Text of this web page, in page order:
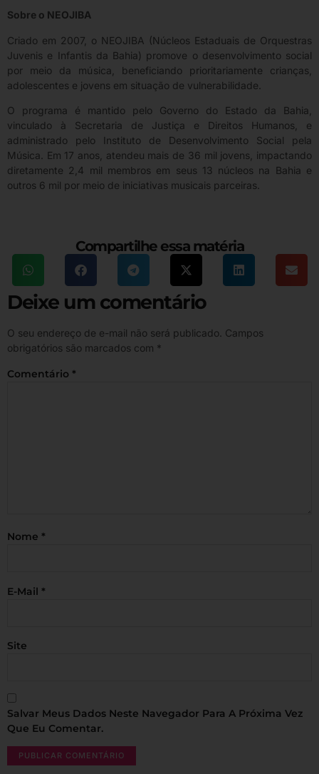
Sobre o NEOJIBA
Criado em 2007, o NEOJIBA (Núcleos Estaduais de Orquestras
Juvenis e Infantis da Bahia) promove o desenvolvimento social
por meio da música, beneficiando prioritariamente crianças,
adolescentes e jovens em situação de vulnerabilidade.
O programa é mantido pelo Governo do Estado da Bahia,
vinculado à Secretaria de Justiça e Direitos Humanos, e
administrado pelo Instituto de Desenvolvimento Social pela
Música. Em 17 anos, atendeu mais de 36 mil jovens, impactando
diretamente 2,4 mil membros em seus 13 núcleos na Bahia e
outros 6 mil por meio de iniciativas musicais parceiras.
Compartilhe essa matéria
Deixe um comentário
O seu endereço de e-mail não será publicado. Campos
obrigatórios são marcados com *
Comentário *
Nome *
E-Mail *
Site
Salvar Meus Dados Neste Navegador Para A Próxima Vez
Que Eu Comentar.